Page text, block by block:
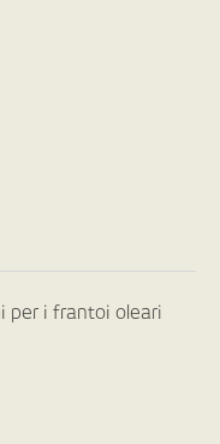
per i frantoi oleari